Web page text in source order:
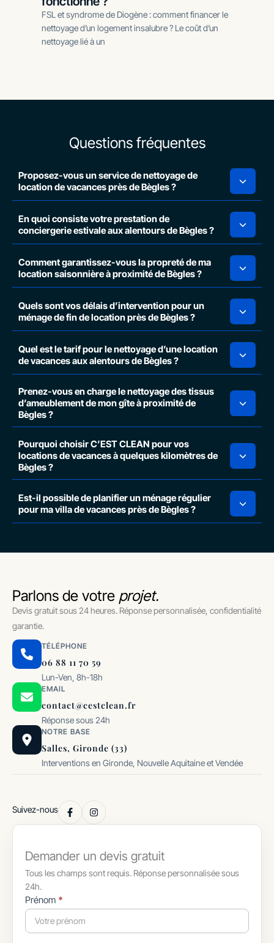
FSL et syndrome de Diogène : comment financer le
nettoyage d’un logement insalubre ? Le coût d’un
nettoyage lié à un
Questions fréquentes
Proposez-vous un service de nettoyage de
location de vacances près de Bègles ?
En quoi consiste votre prestation de
conciergerie estivale aux alentours de Bègles ?
Comment garantissez-vous la propreté de ma
location saisonnière à proximité de Bègles ?
Quels sont vos délais d’intervention pour un
ménage de fin de location près de Bègles ?
Quel est le tarif pour le nettoyage d’une location
de vacances aux alentours de Bègles ?
Prenez-vous en charge le nettoyage des tissus
d’ameublement de mon gîte à proximité de
Bègles ?
Pourquoi choisir C’EST CLEAN pour vos
locations de vacances à quelques kilomètres de
Bègles ?
Est-il possible de planifier un ménage régulier
pour ma villa de vacances près de Bègles ?
Parlons de votre projet.
Devis gratuit sous 24 heures. Réponse personnalisée, confidentialité
garantie.
TÉLÉPHONE
06 88 11 70 59
Lun-Ven, 8h-18h
EMAIL
contact@cestclean.fr
Réponse sous 24h
NOTRE BASE
Salles, Gironde (33)
Interventions en Gironde, Nouvelle Aquitaine et Vendée
Suivez-nous
Demander un devis gratuit
Tous les champs sont requis. Réponse personnalisée sous
24h.
Formulaire
simple
avec
Prénom *